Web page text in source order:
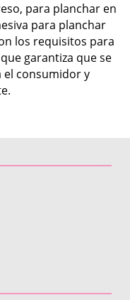
para planchar en
para planchar
los requisitos para
garantiza que se
consumidor y